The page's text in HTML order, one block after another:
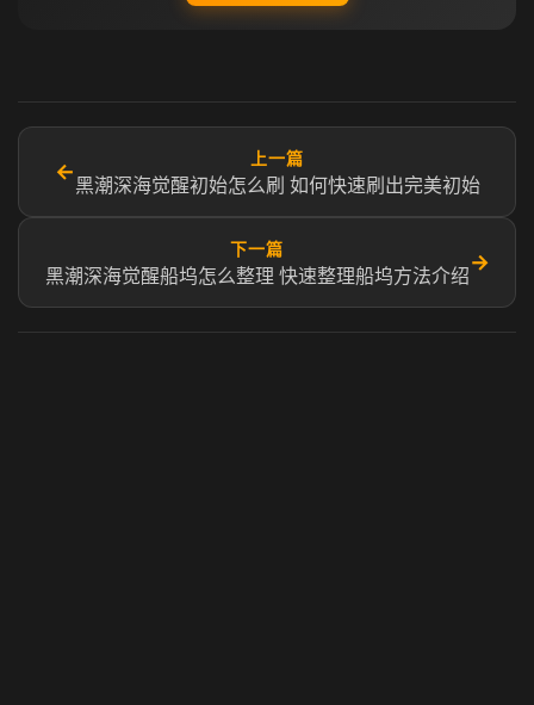
←
上一篇
黑潮深海觉醒初始怎么刷 如何快速刷出完美初始
下一篇
黑潮深海觉醒船坞怎么整理 快速整理船坞方法介绍
→